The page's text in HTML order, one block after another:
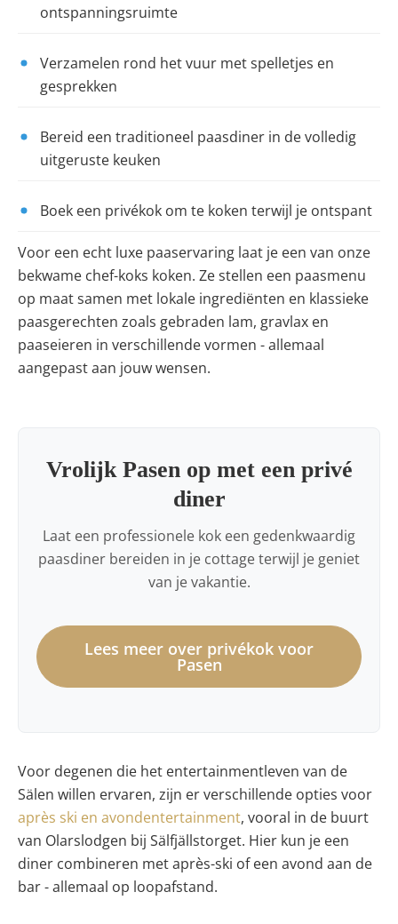
ontspanningsruimte
Verzamelen rond het vuur met spelletjes en
gesprekken
Bereid een traditioneel paasdiner in de volledig
uitgeruste keuken
Boek een privékok om te koken terwijl je ontspant
Voor een echt luxe paaservaring laat je een van onze
bekwame chef-koks koken. Ze stellen een paasmenu
op maat samen met lokale ingrediënten en klassieke
paasgerechten zoals gebraden lam, gravlax en
paaseieren in verschillende vormen - allemaal
aangepast aan jouw wensen.
Vrolijk Pasen op met een privé
diner
Laat een professionele kok een gedenkwaardig
paasdiner bereiden in je cottage terwijl je geniet
van je vakantie.
Lees meer over privékok voor
Pasen
Voor degenen die het entertainmentleven van de
Sälen willen ervaren, zijn er verschillende opties voor
après ski en avondentertainment, vooral in de buurt
van Olarslodgen bij Sälfjällstorget. Hier kun je een
diner combineren met après-ski of een avond aan de
bar - allemaal op loopafstand.